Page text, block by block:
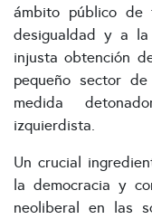
ámbito público de
desigualdad y a
injusta obtención
pequeño sector
medida
izquierdista.
Un crucial
la democracia y
neoliberal en las